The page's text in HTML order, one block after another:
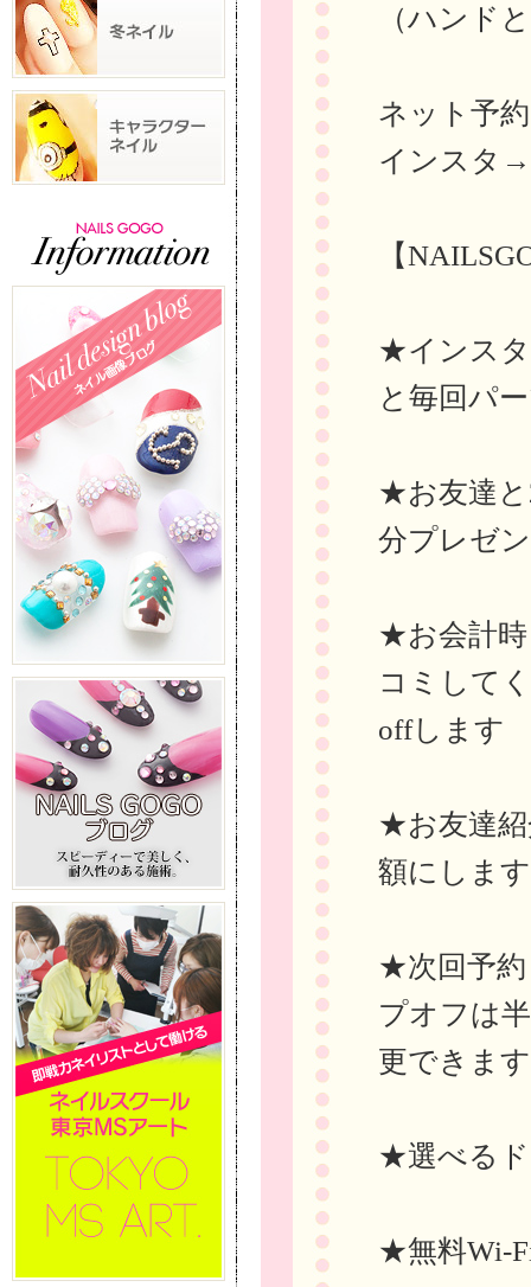
（ハンド
ネット予
インスタ
【
★インスタ
と毎回パ
★お友達と
分プレゼ
★お会計時
コミして
offします
★お友達紹
額にしま
★次回予約
プオフは
更できま
★選べるド
★無料Wi-